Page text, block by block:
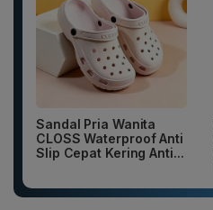
Sandal Pria Wanita
CLOSS Waterproof Anti
Slip Cepat Kering Anti...